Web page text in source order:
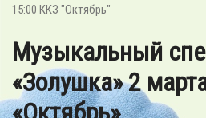
15:00 ККЗ "Октябрь"
Музыкальный
«Золушка» 2